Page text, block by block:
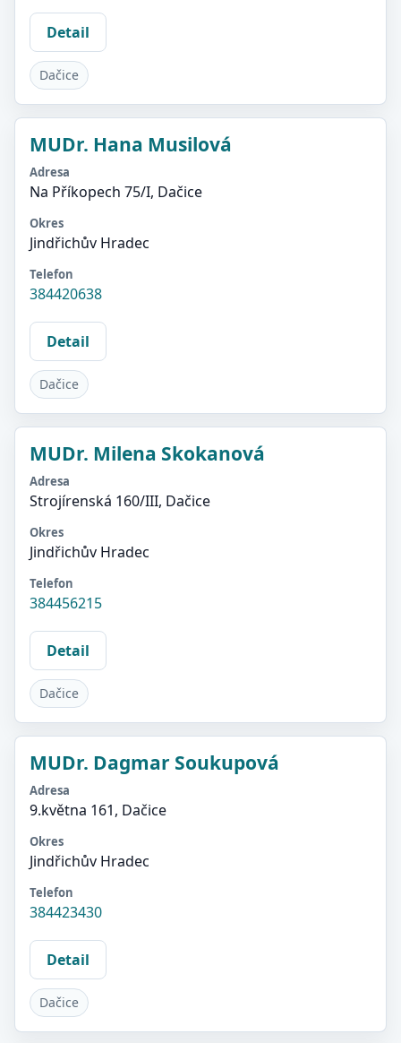
Detail
Dačice
MUDr. Hana Musilová
Adresa
Na Příkopech 75/I, Dačice
Okres
Jindřichův Hradec
Telefon
384420638
Detail
Dačice
MUDr. Milena Skokanová
Adresa
Strojírenská 160/III, Dačice
Okres
Jindřichův Hradec
Telefon
384456215
Detail
Dačice
MUDr. Dagmar Soukupová
Adresa
9.května 161, Dačice
Okres
Jindřichův Hradec
Telefon
384423430
Detail
Dačice